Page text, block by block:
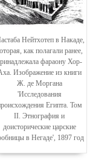
Нейтхотеп в Накаде,
как полагали ранее,
фараону Хор-
Изображение из книги
Ж. де Моргана
'Исследования
Египта. Том
II. Этнография и
доисторические царские
в Негаде', 1897 год